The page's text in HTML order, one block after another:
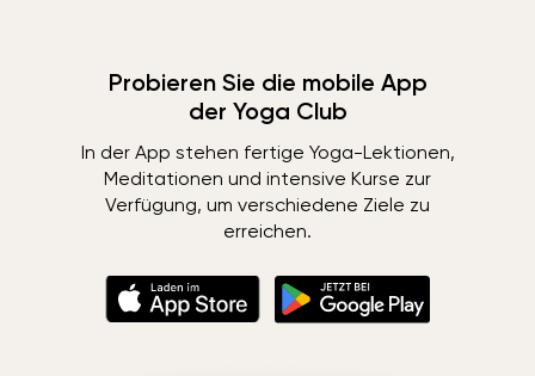
Probieren Sie die mobile App
der Yoga Club
In der App stehen fertige Yoga-Lektionen,
Meditationen und intensive Kurse zur
Verfügung, um verschiedene Ziele zu
erreichen.